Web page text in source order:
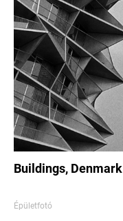
Buildings, Denmark
Épületfotó